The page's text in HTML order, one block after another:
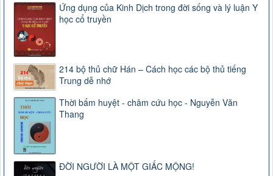
Ứng dụng của Kinh Dịch trong đời sống và lý luận Y
học cổ truyền
214 bộ thủ chữ Hán – Cách học các bộ thủ tiếng
Trung dễ nhớ
Thời bấm huyệt - châm cứu học - Nguyễn Văn
Thang
ĐỜI NGƯỜI LÀ MỘT GIẤC MỘNG!